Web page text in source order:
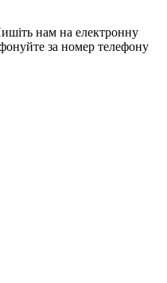
нам на електронну
за номер телефону